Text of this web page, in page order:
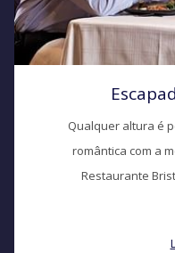
Qualquer altura é
romântica com a
Restaurante